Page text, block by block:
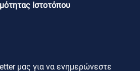
Ιστοτόπου
μας για να ενημερώνεστε